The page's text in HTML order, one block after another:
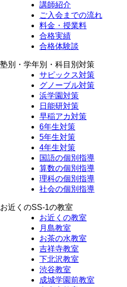
講師紹介
ご入会までの流れ
料金・授業料
合格実績
合格体験談
塾別・学年別・科目別対策
サピックス対策
グノーブル対策
浜学園対策
日能研対策
早稲アカ対策
6年生対策
5年生対策
4年生対策
国語の個別指導
算数の個別指導
理科の個別指導
社会の個別指導
お近くのSS-1の教室
お近くの教室
月島教室
お茶の水教室
吉祥寺教室
下北沢教室
渋谷教室
成城学園前教室